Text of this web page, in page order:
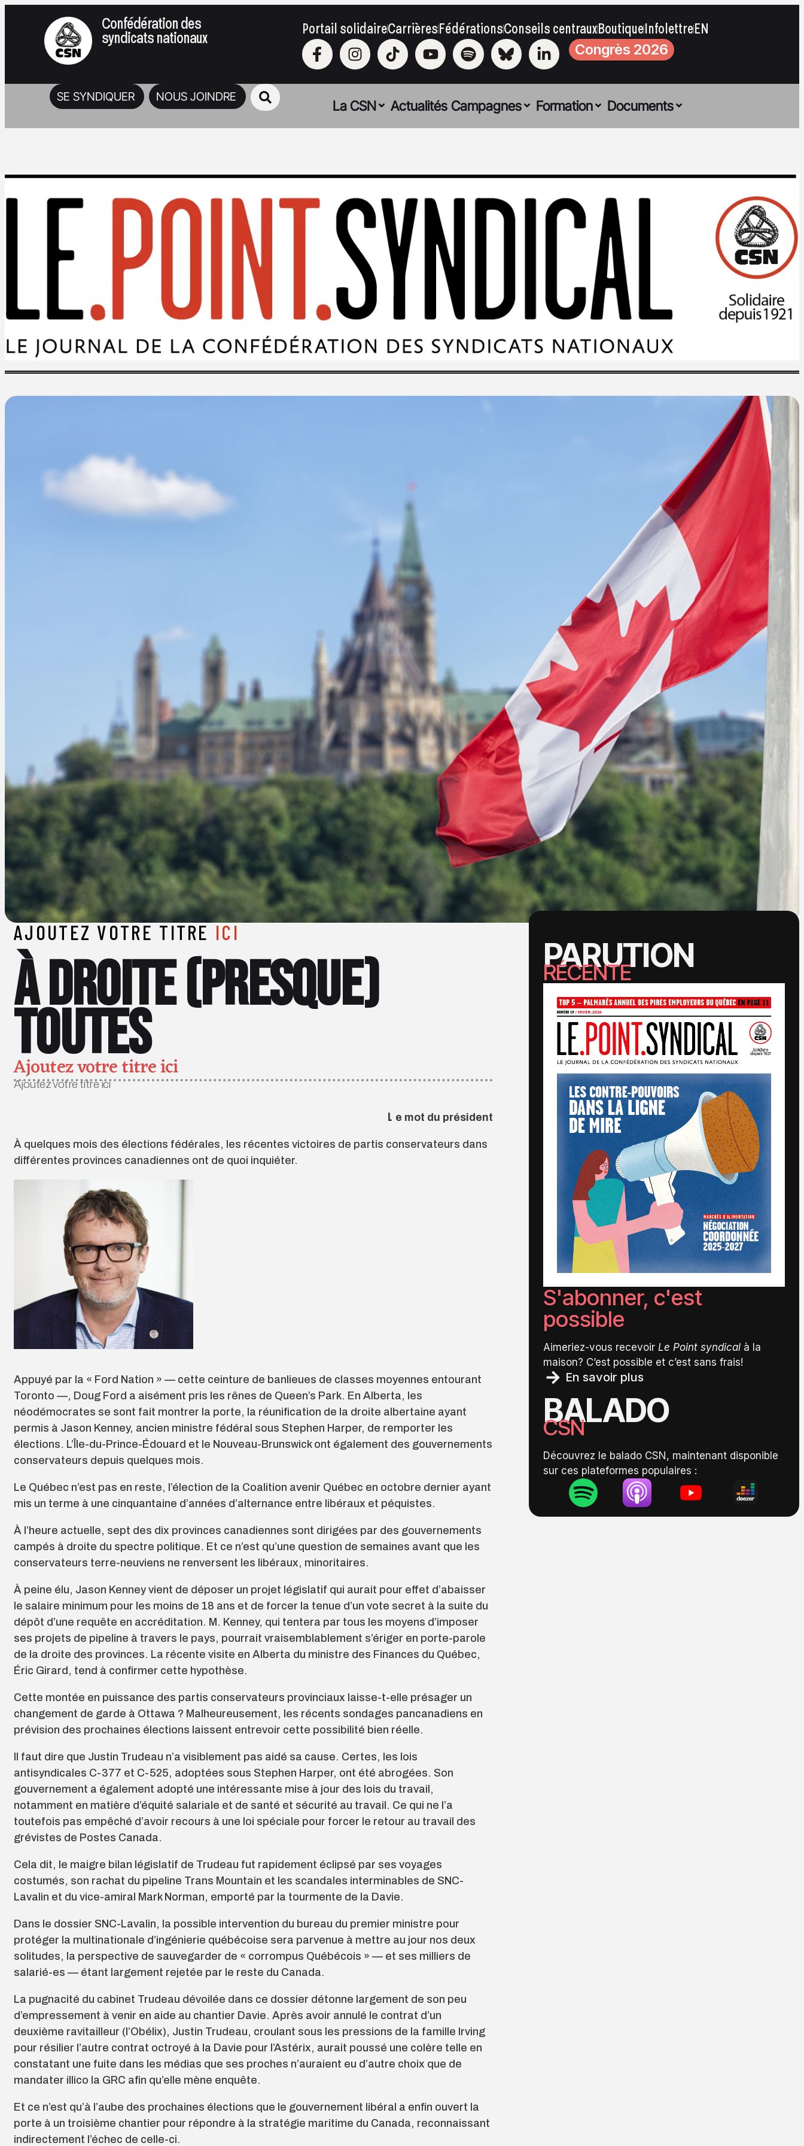
Confédération des
syndicats nationaux Portail solidaireCarrièresFédérationsConseils centrauxBoutiqueInfolettreEN
Congrès 2026
SE SYNDIQUER NOUS JOINDRE
La CSN Actualités Campagnes Formation Documents
AJOUTEZ VOTRE TITRE ICI
À droite (presque)
toutes
Ajoutez votre titre ici
Ajoutez votre titre ici
Le mot du président
À quelques mois des élections fédérales, les récentes victoires de partis conservateurs dans
différentes provinces canadiennes ont de quoi inquiéter.
Appuyé par la « Ford Nation » — cette ceinture de banlieues de classes moyennes entourant
Toronto —, Doug Ford a aisément pris les rênes de Queen’s Park. En Alberta, les
néodémocrates se sont fait montrer la porte, la réunification de la droite albertaine ayant
permis à Jason Kenney, ancien ministre fédéral sous Stephen Harper, de remporter les
élections. L’Île-du-Prince-Édouard et le Nouveau-Brunswick ont également des gouvernements
conservateurs depuis quelques mois.
Le Québec n’est pas en reste, l’élection de la Coalition avenir Québec en octobre dernier ayant
mis un terme à une cinquantaine d’années d’alternance entre libéraux et péquistes.
À l’heure actuelle, sept des dix provinces canadiennes sont dirigées par des gouvernements
campés à droite du spectre politique. Et ce n’est qu’une question de semaines avant que les
conservateurs terre-neuviens ne renversent les libéraux, minoritaires.
À peine élu, Jason Kenney vient de déposer un projet législatif qui aurait pour effet d’abaisser
le salaire minimum pour les moins de 18 ans et de forcer la tenue d’un vote secret à la suite du
dépôt d’une requête en accréditation. M. Kenney, qui tentera par tous les moyens d’imposer
ses projets de pipeline à travers le pays, pourrait vraisemblablement s’ériger en porte-parole
de la droite des provinces. La récente visite en Alberta du ministre des Finances du Québec,
Éric Girard, tend à confirmer cette hypothèse.
Cette montée en puissance des partis con­servateurs provinciaux laisse-t-elle présa­ger un
changement de garde à Ottawa ? Malheureusement, les récents sondages pancanadiens en
prévision des prochaines élections laissent entrevoir cette possibilité bien réelle.
Il faut dire que Justin Trudeau n’a visiblement pas aidé sa cause. Certes, les lois
antisyndicales C-377 et C-525, adoptées sous Stephen Harper, ont été abrogées. Son
gouvernement a également adopté une intéressante mise à jour des lois du travail,
notamment en matière d’équité salariale et de santé et sécurité au travail. Ce qui ne l’a
toutefois pas empêché d’avoir recours à une loi spéciale pour forcer le retour au travail des
grévistes de Postes Canada.
Cela dit, le maigre bilan législatif de Trudeau fut rapidement éclipsé par ses voyages
costumés, son rachat du pipeline Trans Mountain et les scandales interminables de SNC-
Lavalin et du vice-amiral Mark Norman, emporté par la tourmente de la Davie.
Dans le dossier SNC-Lavalin, la possible intervention du bureau du premier ministre pour
protéger la multinationale d’ingénierie québécoise sera parvenue à mettre au jour nos deux
solitudes, la perspective de sauvegarder de « corrompus Québécois » — et ses milliers de
salarié-es — étant largement rejetée par le reste du Canada.
La pugnacité du cabinet Trudeau dévoilée dans ce dossier détonne largement de son peu
d’empressement à venir en aide au chantier Davie. Après avoir annulé le contrat d’un
deuxième ravitailleur (l’Obélix), Justin Trudeau, croulant sous les pressions de la famille Irving
pour résilier l’autre contrat octroyé à la Davie pour l’Astérix, aurait poussé une colère telle en
constatant une fuite dans les médias que ses proches n’auraient eu d’autre choix que de
mandater illico la GRC afin qu’elle mène enquête.
Et ce n’est qu’à l’aube des prochaines élections que le gouvernement libéral a enfin ouvert la
porte à un troisième chantier pour répondre à la stratégie maritime du Canada, reconnaissant
indirectement l’échec de celle-ci.
PARUTION
RÉCENTE
S'abonner, c'est
possible
Aimeriez-vous recevoir Le Point syndical à la
maison? C’est possible et c’est sans frais!
En savoir plus
BALADO
CSN
Découvrez le balado CSN, maintenant disponible
sur ces plateformes populaires :